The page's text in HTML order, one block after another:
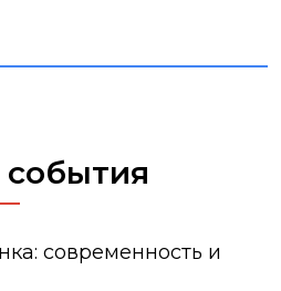
современность и